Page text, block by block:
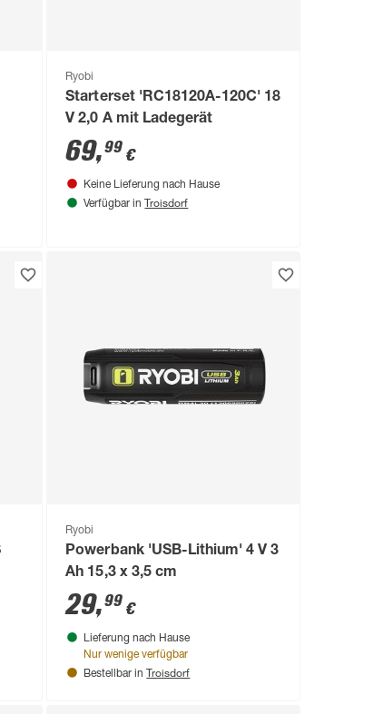
Ryobi
Starterset 'RC18120A-120C' 18
V 2,0 A mit Ladegerät
69,99 €
Keine Lieferung nach Hause
Verfügbar in Troisdorf
Ryobi
Powerbank 'USB-Lithium' 4 V 3
Ah 15,3 x 3,5 cm
29,99 €
Lieferung nach Hause
Nur wenige verfügbar
Bestellbar in Troisdorf